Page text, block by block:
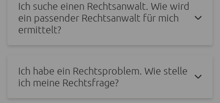
Ich suche einen Rechtsanwalt. Wie wird
ein passender Rechtsanwalt für mich
ermittelt?
Ich habe ein Rechtsproblem. Wie stelle
ich meine Rechtsfrage?